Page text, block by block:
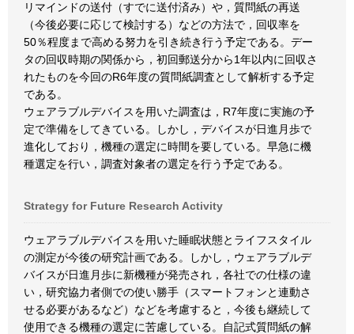
リマインドの送付（すでに送付済み）や，質問紙の再送
（今後必要に応じて検討する）などの方法で，回収率を
50％程度まで高める努力を引き続き行う予定である。デー
タの回収時期の関係から，初回郵送分から1年以内に回収さ
れたものを今回のR6年度の質問紙調査として解析する予定
である。
ウェアラブルデバイスを用いた調査は，R7年度に実施の予
定で準備をしてきている。しかし，デバイスが日進月歩で
進化しており，機種の選定に時間を要している。早急に機
種選定を行い，調査対象者の選定を行う予定である。
Strategy for Future Research Activity
ウェアラブルデバイスを用いた睡眠状態とライフスタイル
の測定が今後の研究計画である。しかし，ウェアラブルデ
バイスが日進月歩に新機種が発売され，各社での仕様の違
い，研究協力者側での使い勝手（スマートフォンと連動さ
せる必要があるなど）などを考慮すると，今後も継続して
使用できる機種の選定に苦慮している。自記式質問紙の解